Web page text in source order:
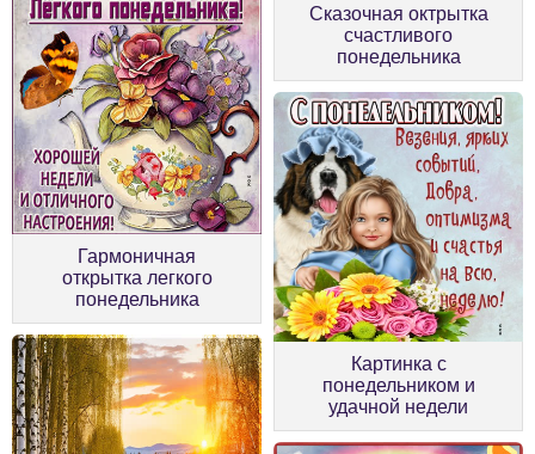
Сказочная октрытка
счастливого
понедельника
Гармоничная
открытка легкого
понедельника
Картинка с
понедельником и
удачной недели